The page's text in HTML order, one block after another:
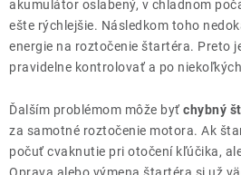
akumulátor oslabený, v chladnom
ešte rýchlejšie. Následkom toho
energie na roztočenie štartéra. Preto
pravidelne kontrolovať a po
Ďalším problémom môže byť chybný
za samotné roztočenie motora. Ak
počuť cvaknutie pri otočení kľúčika,
Oprava alebo výmena štartéra si už